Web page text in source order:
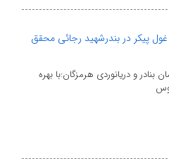
پیکر در بندرشهید رجائی محقق
بنادر و دریانوردی هرمزگان:با بهره